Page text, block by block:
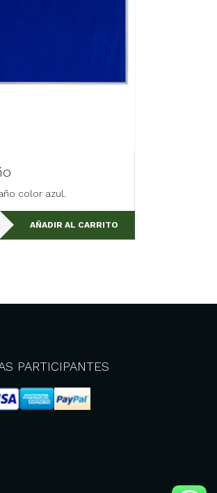
color azul.
AÑADIR AL CARRITO
PARTICIPANTES